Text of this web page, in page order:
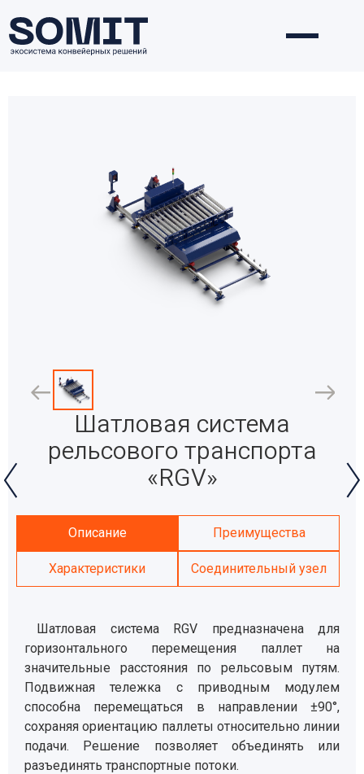
Шатловая система
рельсового транспорта
«RGV»
Описание Преимущества
Характеристики Соединительный узел
Шатловая система RGV предназначена для
горизонтального перемещения паллет на
значительные расстояния по рельсовым путям.
Подвижная тележка с приводным модулем
способна перемещаться в направлении ±90°,
сохраняя ориентацию паллеты относительно линии
подачи. Решение позволяет объединять или
разъединять транспортные потоки.